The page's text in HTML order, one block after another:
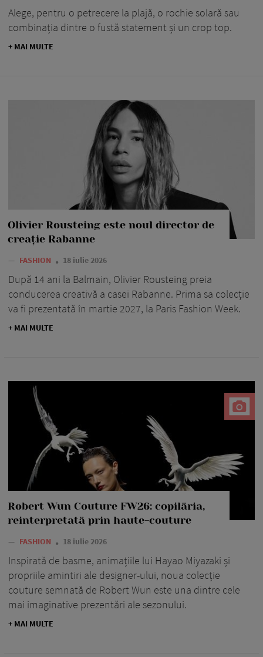
Alege, pentru o petrecere la plajă, o rochie solară sau
combinația dintre o fustă statement și un crop top.
+ MAI MULTE
Olivier Rousteing este noul director de
creație Rabanne
— FASHION 18 iulie 2026
După 14 ani la Balmain, Olivier Rousteing preia
conducerea creativă a casei Rabanne. Prima sa colecție
va fi prezentată în martie 2027, la Paris Fashion Week.
+ MAI MULTE
Robert Wun Couture FW26: copilăria,
reinterpretată prin haute-couture
— FASHION 18 iulie 2026
Inspirată de basme, animațiile lui Hayao Miyazaki și
propriile amintiri ale designer-ului, noua colecție
couture semnată de Robert Wun este una dintre cele
mai imaginative prezentări ale sezonului.
+ MAI MULTE